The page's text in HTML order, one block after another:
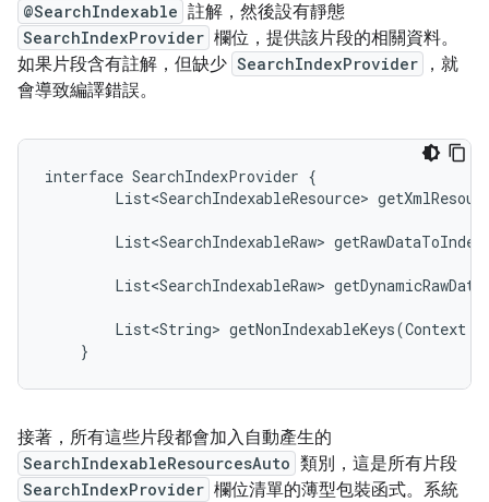
@SearchIndexable 註解，然後設有靜態
SearchIndexProvider 欄位，提供該片段的相關資料。
如果片段含有註解，但缺少 SearchIndexProvider
，就
會導致編譯錯誤。
interface SearchIndexProvider {
List<SearchIndexableResource>
List<SearchIndexableRaw>
List<SearchIndexableRaw>
List<String> getNonIndexableKeys(Context
    }
接著，所有這些片段都會加入自動產生的
SearchIndexableResourcesAuto 類別，這是所有片段
SearchIndexProvider 欄位清單的薄型包裝函式。系統